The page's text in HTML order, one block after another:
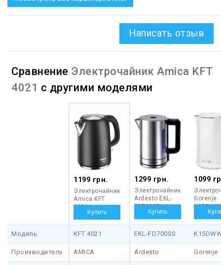
Написать отзыв
Сравнение Электрочайник Amica KFT
4021 с другими моделями
1199 грн.
Электрочайник
Amica KFT
4021
1299 грн.
Электрочайник
Ardesto EKL-
FD700SS
1099
Gorenje
K15DWW
Модель KFT 4021 EKL-FD700SS
Производитель AMICA Ardesto Gorenje